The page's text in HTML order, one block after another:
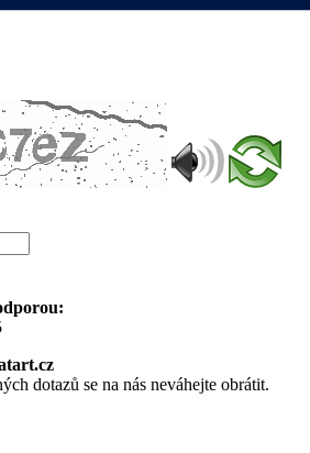
dotazů se na nás neváhejte obrátit.